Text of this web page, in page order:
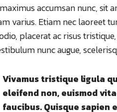
accumsan nunc, sit
varius. Etiam nec laoreet
placerat ac risus
nunc augue,
Vivamus tristique ligula
eleifend non, euismod
faucibus. Quisque